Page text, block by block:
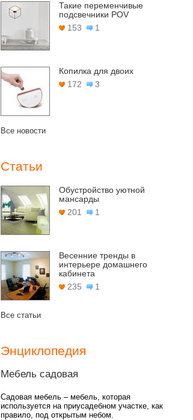
Такие переменчивые
подсвечники POV
153
1
Копилка для двоих
172
3
Все новости
Статьи
Обустройство уютной
мансарды
201
1
Весенние тренды в
интерьере домашнего
кабинета
235
1
Все статьи
Энциклопедия
Мебель садовая
Садовая мебель – мебель, которая
используется на приусадебном участке, как
правило, под открытым небом.